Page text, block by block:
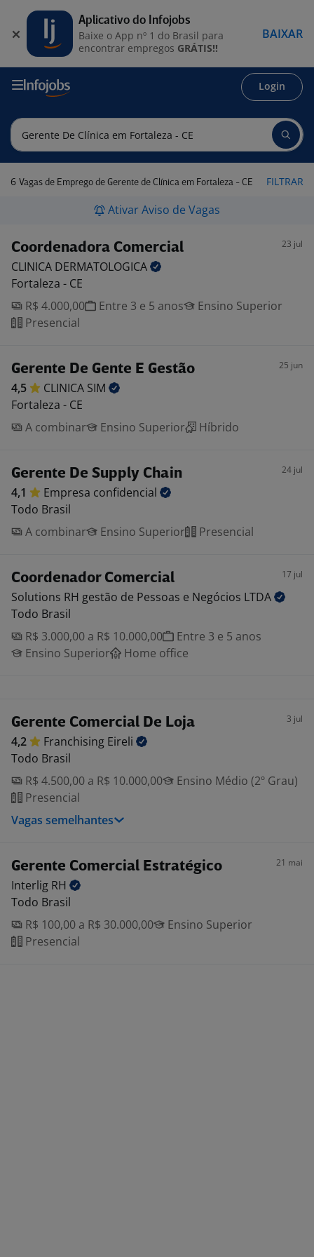
Login
6 Vagas de Emprego de Gerente de Clínica em Fortaleza - CE FILTRAR
Ativar Aviso de Vagas
Coordenadora Comercial 23 jul
CLINICA DERMATOLOGICA
Fortaleza - CE
R$ 4.000,00
Entre 3 e 5 anos
Ensino Superior
Presencial
Gerente De Gente E Gestão 25 jun
4,5 CLINICA SIM
Fortaleza - CE
A combinar
Ensino Superior Híbrido
Gerente De Supply Chain 24 jul
4,1 Empresa confidencial
Todo Brasil
A combinar
Ensino Superior Presencial
Coordenador Comercial 17 jul
Solutions RH gestão de Pessoas e Negócios LTDA
Todo Brasil
R$ 3.000,00 a R$ 10.000,00
Entre 3 e 5 anos
Ensino Superior
Home office
Gerente Comercial De Loja 3 jul
4,2 Franchising Eireli
Todo Brasil
R$ 4.500,00 a R$ 10.000,00
Ensino Médio (2º Grau)
Presencial
Vagas semelhantes
Gerente Comercial Estratégico 21 mai
Interlig RH
Todo Brasil
R$ 100,00 a R$ 30.000,00
Ensino Superior
Presencial
Aplicativo do Infojobs
Baixe o App nº 1 do Brasil para
encontrar empregos GRÁTIS!!
BAIXAR